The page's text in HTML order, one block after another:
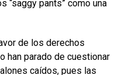
“saggy pants” como una
de los derechos
han parado de cuestionar
caídos, pues las